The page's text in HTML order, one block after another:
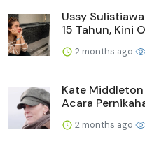
Ussy
15 Tahun, Kini
2 months ago
Kate
Acara
2 months ago